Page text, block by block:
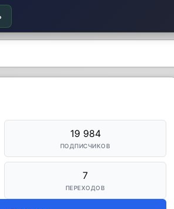
19 984
ПОДПИСЧИКОВ
7
ПЕРЕХОДОВ